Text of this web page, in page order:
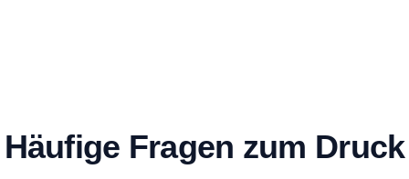
Häufige Fragen zum Druck